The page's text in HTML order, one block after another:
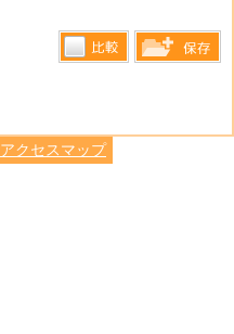
アクセスマップ